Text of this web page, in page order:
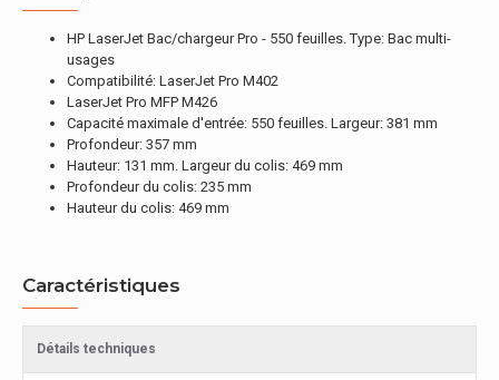
HP LaserJet Bac/chargeur Pro - 550 feuilles. Type: Bac multi-
usages
Compatibilité: LaserJet Pro M402
LaserJet Pro MFP M426
Capacité maximale d'entrée: 550 feuilles. Largeur: 381 mm
Profondeur: 357 mm
Hauteur: 131 mm. Largeur du colis: 469 mm
Profondeur du colis: 235 mm
Hauteur du colis: 469 mm
Caractéristiques
Détails techniques